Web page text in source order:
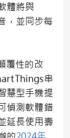
體將與
，並同步每
覆性的改
串
慧型手機提
偵測軟體錯
延長使用壽